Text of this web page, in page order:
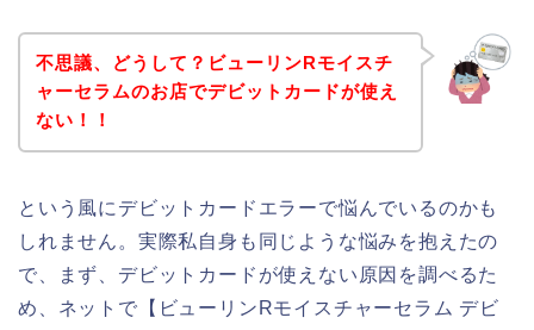
不思議、どうして？ビューリンRモイスチ
ャーセラムのお店でデビットカードが使え
ない！！
という風にデビットカードエラーで悩んでいるのかも
しれません。実際私自身も同じような悩みを抱えたの
で、まず、デビットカードが使えない原因を調べるた
め、ネットで【ビューリンRモイスチャーセラム デビ